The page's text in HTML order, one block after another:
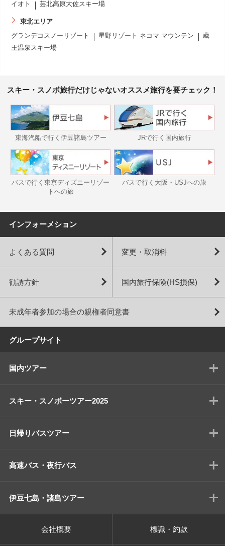
イオト
芸北高原大佐スキー場
東北エリア
グランデコスノーリゾート 星野リゾート ネコマ マウンテン
蔵
王温泉スキー場
スキー・スノボ旅行だけじゃないオススメ旅行を要チェック！
東海汽船で行く伊豆諸島ツアー JRで行く国内旅行
バスで行く東京ディズニーリゾー
トへの旅
バスで行く大阪・USJへの旅
インフォーメション
よくある質問 変更・取消料
勧誘方針 国内旅行保険(HS損保)
未成年者参加の場合の親権者同意書
グループサイト
国内ツアー
スキー・スノボーツアー2025
日帰りバスツアー
高速バス・夜行バス
伊豆七島・諸島ツアー
会社概要 標識・約款